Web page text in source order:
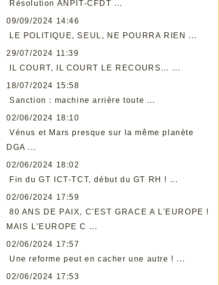
Résolution ANPIT-CFDT ...
09/09/2024 14:46
LE POLITIQUE, SEUL, NE POURRA RIEN ...
29/07/2024 11:39
IL COURT, IL COURT LE RECOURS… ...
18/07/2024 15:58
Sanction : machine arrière toute ...
02/06/2024 18:10
Vénus et Mars presque sur la même planète
DGA ...
02/06/2024 18:02
Fin du GT ICT-TCT, début du GT RH ! ...
02/06/2024 17:59
80 ANS DE PAIX, C'EST GRACE A L'EUROPE !
MAIS L’EUROPE C ...
02/06/2024 17:57
Une reforme peut en cacher une autre ! ...
02/06/2024 17:53